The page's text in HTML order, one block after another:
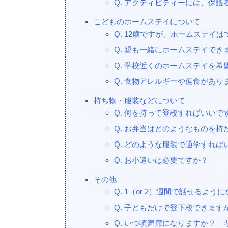
Q. アクティビティーには、保護
こどものホームステイについて
Q. 12歳ですが、ホームステイは
Q. 親も一緒にホームステイでき
Q. 学校近くのホームステイを希
Q. 食物アレルギーや偏食があり
持ち物・服装などについて
Q. 何を持って登校すればいいで
Q. お弁当はどのようなものを持
Q. どのような服装で通学すれば
Q. お小遣いは必要ですか？
その他
Q. 1（or 2）週間で話せるように
Q. 子どもだけで登下校できます
Q. いつ頃満席になりますか？